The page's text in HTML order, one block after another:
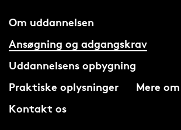
Om uddannelsen
Ansøgning og adgangskrav
Uddannelsens opbygning
Praktiske oplysninger
Mere
Kontakt os